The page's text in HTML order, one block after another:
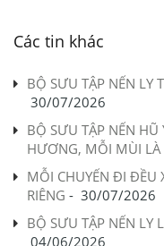
Các tin khác
BỘ SƯU TẬP NẾN LY
30/07/2026
BỘ SƯU TẬP NẾN
HƯƠNG, MỖI MÙI LÀ
MỖI CHUYẾN ĐI
RIÊNG - 30/07/2026
BỘ SƯU TẬP NẾN LY
04/06/2026